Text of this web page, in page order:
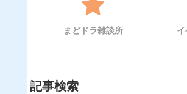
まどドラ雑談所
記事検索